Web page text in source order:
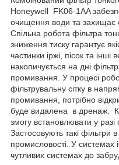
Honeywell FK06-1AA
очищення води та захищає
Спільна робота фільтра
зниження тиску гарантує
частинки іржі, пісок та інші
накопичується на дні
промивання. У процесі
фільтрувальну сітку в
промивання, потрібно
буде видалена в дренаж.
змогу встановлювати у
Застосовують такі фільтри
промисловості. У системах
чутливих системах до